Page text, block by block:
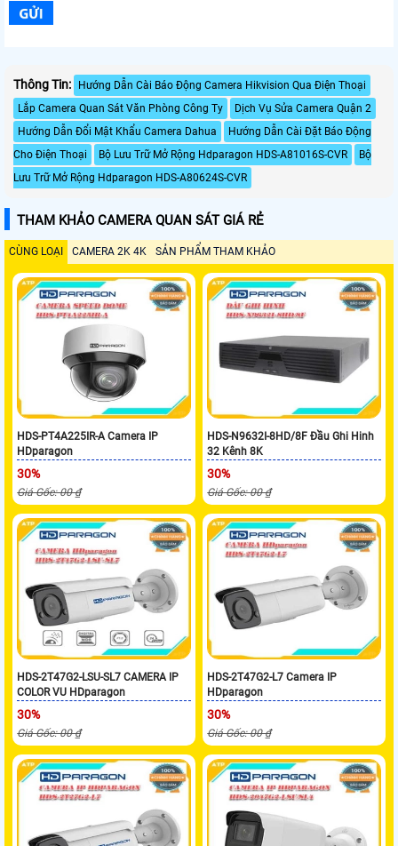
Thông Tin:
Hướng Dẫn Cài Báo Động Camera Hikvision Qua Điện Thoại
Lắp Camera Quan Sát Văn Phòng Công Ty
Dịch Vụ Sửa Camera Quận 2
Hướng Dẫn Đổi Mật Khẩu Camera Dahua
Hướng Dẫn Cài Đặt Báo Động
Cho Điện Thoại
Bộ Lưu Trữ Mở Rộng Hdparagon HDS-A81016S-CVR
Bộ
Lưu Trữ Mở Rộng Hdparagon HDS-A80624S-CVR
THAM KHẢO CAMERA QUAN SÁT GIÁ RẺ
CÙNG LOẠI CAMERA 2K 4K SẢN PHẨM THAM KHẢO
HDS-PT4A225IR-A Camera IP
HDparagon
30%
Giá Gốc: 00 ₫
HDS-N9632I-8HD/8F Đầu Ghi Hinh
32 Kênh 8K
30%
Giá Gốc: 00 ₫
HDS-2T47G2-LSU-SL7 CAMERA IP
COLOR VU HDparagon
30%
Giá Gốc: 00 ₫
HDS-2T47G2-L7 Camera IP
HDparagon
30%
Giá Gốc: 00 ₫